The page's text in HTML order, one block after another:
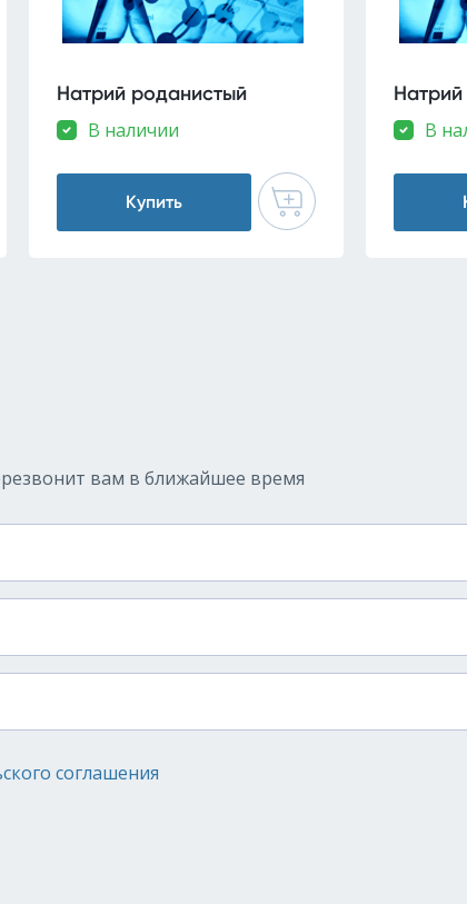
Натрий роданистый
В наличии
Купить
В
вам в ближайшее время
соглашения